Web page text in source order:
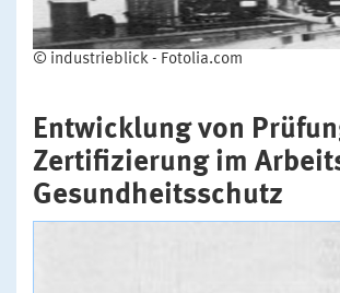
© industrieblick - Fotolia.com
Entwicklung von
Zertifizierung im
Gesundheitsschutz